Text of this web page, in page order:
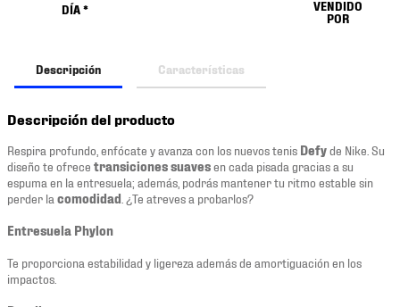
DÍA *
VENDIDO
POR
Descripción Características
Descripción del producto
Respira profundo, enfócate y avanza con los nuevos tenis Defyde Nike. Su
diseño te ofrece transiciones suavesen cada pisada gracias a su
espuma en la entresuela; además, podrás mantener tu ritmo estable sin
perder la comodidad . ¿Te atreves a probarlos?
Entresuela Phylon
Te proporciona estabilidad y ligereza además de amortiguación en los
impactos.